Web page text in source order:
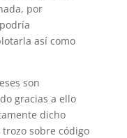
por
así­ como
son
gracias a ello
dicho
sobre código